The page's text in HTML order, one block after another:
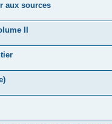
aux sources
II